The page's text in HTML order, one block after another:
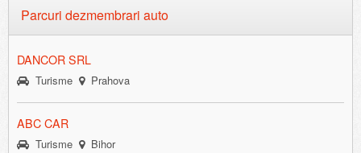
Parcuri dezmembrari auto
DANCOR SRL
Turisme Prahova
ABC CAR
Turisme Bihor